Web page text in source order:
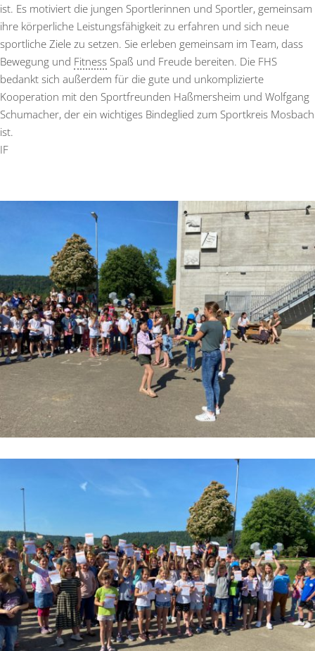
ist. Es motiviert die jungen Sportlerinnen und Sportler, gemeinsam
ihre körperliche Leistungsfähigkeit zu erfahren und sich neue
sportliche Ziele zu setzen. Sie erleben gemeinsam im Team, dass
Bewegung und Fitness Spaß und Freude bereiten. Die FHS
bedankt sich außerdem für die gute und unkomplizierte
Kooperation mit den Sportfreunden Haßmersheim und Wolfgang
Schumacher, der ein wichtiges Bindeglied zum Sportkreis Mosbach
ist.
IF